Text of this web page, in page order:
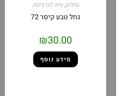
גחלים,ציוד לנרגילות
גחל טבע קיסר 72
₪30.00
מידע נוסף